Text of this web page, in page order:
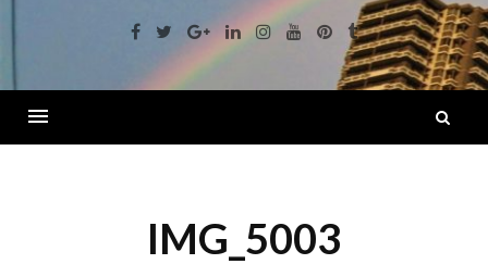
ッ
Facebook
TwitterGoogle+LinkedinInstagramYoutube
Pinterest
Tumblr
IMG_5003